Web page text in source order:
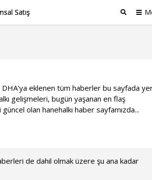
Satış
DHA'ya eklenen tüm haberler bu sayfada
gelişmeleri, bugün yaşanan en flaş
olan hanehalkı haber sayfamızda...
de dahil olmak üzere şu ana kadar